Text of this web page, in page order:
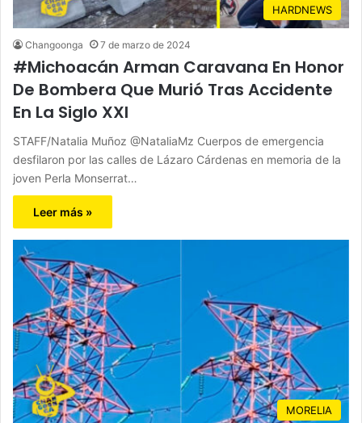
HARDNEWS
Changoonga 7 de marzo de 2024
#Michoacán Arman Caravana En Honor
De Bombera Que Murió Tras Accidente
En La Siglo XXI
STAFF/Natalia Muñoz @NataliaMz Cuerpos de emergencia
desfilaron por las calles de Lázaro Cárdenas en memoria de la
joven Perla Monserrat…
Leer más »
MORELIA